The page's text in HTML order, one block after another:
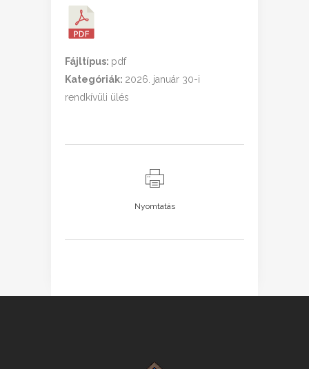
Fájltípus: pdf
Kategóriák: 2026. január 30-i
rendkívüli ülés
Nyomtatás